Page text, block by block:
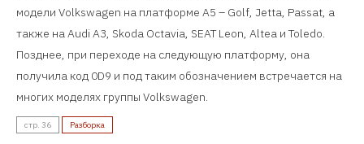
модели Volkswagen на платформе А5 – Golf, Jetta, Passat, а
также на Audi A3, Skoda Octavia, SEAT Leon, Altea и Toledo.
Позднее, при переходе на следующую платформу, она
получила код 0D9 и под таким обозначением встречается на
многих моделях группы Volkswagen.
стр. 36 Разборка